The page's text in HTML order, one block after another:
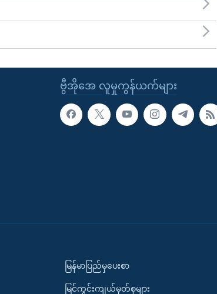
ဗွီအိုအေ လူမှုကွန်ယက်များ
မြန်မာပြည်မှပေးစာ
မြင်ကွင်းကျယ်မှတ်စုများ